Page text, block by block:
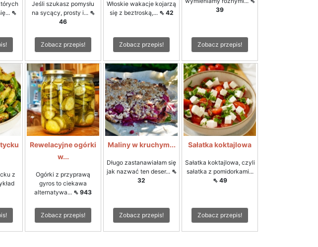
⇖
Jeśli szukasz pomysłu
na sycący, prosty i... ⇖
46
Zobacz przepis!
Włoskie wakacje kojarzą
się z beztroską,... ⇖ 42
Zobacz przepis!
39
Zobacz przepis!
z
Rewelacyjne ogórki
w...
Ogórki z przyprawą
gyros to ciekawa
alternatywa... ⇖ 943
Zobacz przepis!
Maliny w kruchym...
Długo zastanawiałam się
jak nazwać ten deser... ⇖
32
Zobacz przepis!
Sałatka koktajlowa
Sałatka koktajlowa, czyli
sałatka z pomidorkami...
⇖ 49
Zobacz przepis!